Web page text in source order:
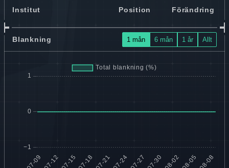
Institut Position Förändring
Blankning 1 mån 6 mån 1 år Allt